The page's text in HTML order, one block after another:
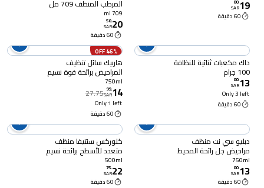
19
.
00
SAR
60 دقيقة
المرطب المنظف 709 مل
709 ml
20
.
50
SAR
60 دقيقة
داك مكعبات ثنائية للنظافة
100 جرام
13
.
00
SAR
Only 3 left
60 دقيقة
46% OFF
هاربيك سائل تنظيف
المراحيض برائحة قوة نسيم
الربيع 750 مل
750ml
14
.
99
SAR
27.75
Only 1 left
60 دقيقة
دبليو سي نت منظف
مراحيض جل رائحة المحيط
750 مل
750ml
13
.
00
SAR
60 دقيقة
كلوركس سنتيفا منظف
متعدد للأسطح برائحة نسيم
البحر الأحمر 500 مل – بدون
من الفيروسات والبكتيريا
500ml
22
.
75
SAR
60 دقيقة